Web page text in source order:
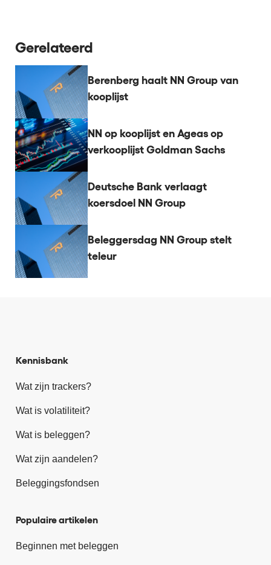
Gerelateerd
Berenberg haalt NN Group van
kooplijst
NN op kooplijst en Ageas op
verkooplijst Goldman Sachs
Deutsche Bank verlaagt
koersdoel NN Group
Beleggersdag NN Group stelt
teleur
Kennisbank
Wat zijn trackers?
Wat is volatiliteit?
Wat is beleggen?
Wat zijn aandelen?
Beleggingsfondsen
Populaire artikelen
Beginnen met beleggen